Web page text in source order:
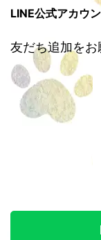
LINE公式アカウ
友だち追加をお